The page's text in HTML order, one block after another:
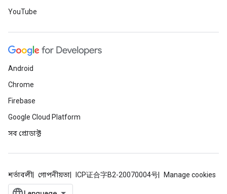
YouTube
Android
Chrome
Firebase
Google Cloud Platform
সব প্রোডাক্ট
শর্তাবলী গোপনীয়তা ICP证合字B2-20070004号 Manage cookies